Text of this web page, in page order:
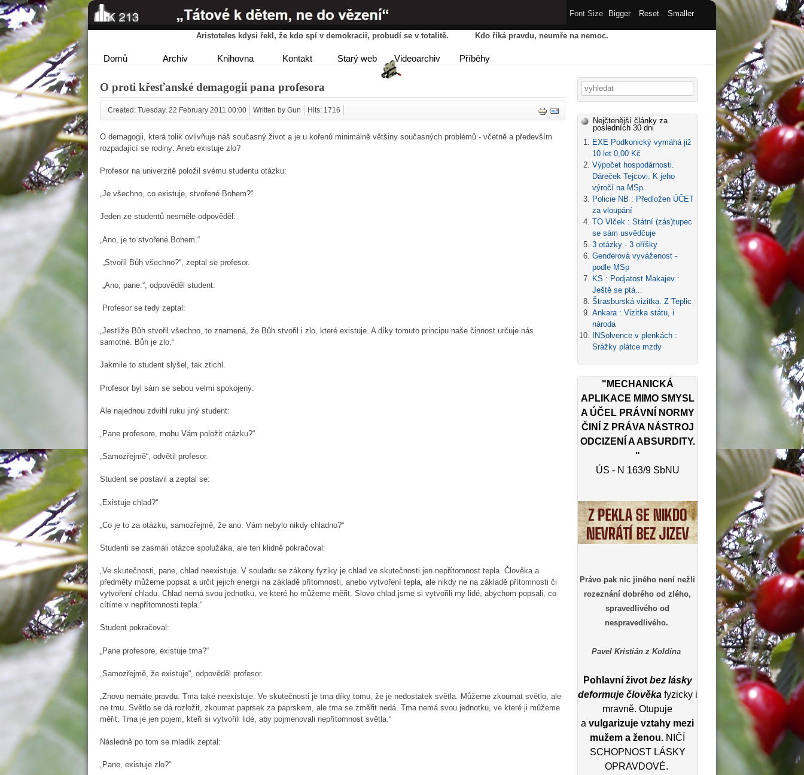
Font Size Bigger Reset Smaller
HOME AGENDA
Aristoteles kdysi řekl, že kdo spí v demokracii, probudí se v totalitě. Kdo říká pravdu, neumře na nemoc.
Domů Archiv Knihovna Kontakt Starý web Videoarchiv Příběhy
O proti křesťanské demagogii pana profesora
Created: Tuesday, 22 February 2011 00:00 Written by Gun Hits: 1716
O demagogii, která tolik ovlivňuje náš současný život a je u kořenů minimálně většiny současných problémů - včetně a především
rozpadající se rodiny: Aneb existuje zlo?
Profesor na univerzitě položil svému studentu otázku:
„Je všechno, co existuje, stvořené Bohem?“
Jeden ze studentů nesměle odpověděl:
„Ano, je to stvořené Bohem.“
„Stvořil Bůh všechno?“, zeptal se profesor.
„Ano, pane.“, odpověděl student.
Profesor se tedy zeptal:
„Jestliže Bůh stvořil všechno, to znamená, že Bůh stvořil i zlo, které existuje. A díky tomuto principu naše činnost určuje nás
samotné. Bůh je zlo.“
Jakmile to student slyšel, tak ztichl.
Profesor byl sám se sebou velmi spokojený.
Ale najednou zdvihl ruku jiný student:
„Pane profesore, mohu Vám položit otázku?“
„Samozřejmě“, odvětil profesor.
Student se postavil a zeptal se:
„Existuje chlad?“
„Co je to za otázku, samozřejmě, že ano. Vám nebylo nikdy chladno?“
Studenti se zasmáli otázce spolužáka, ale ten klidně pokračoval:
„Ve skutečnosti, pane, chlad neexistuje. V souladu se zákony fyziky je chlad ve skutečnosti jen nepřítomnost tepla. Člověka a
předměty můžeme popsat a určit jejich energii na základě přítomnosti, anebo vytvoření tepla, ale nikdy ne na základě přítomnosti či
vytvoření chladu. Chlad nemá svou jednotku, ve které ho můžeme měřit. Slovo chlad jsme si vytvořili my lidé, abychom popsali, co
cítíme v nepřítomnosti tepla.“
Student pokračoval:
„Pane profesore, existuje tma?“
„Samozřejmě, že existuje“, odpověděl profesor.
„Znovu nemáte pravdu. Tma také neexistuje. Ve skutečnosti je tma díky tomu, že je nedostatek světla. Můžeme zkoumat světlo, ale
ne tmu. Světlo se dá rozložit, zkoumat paprsek za paprskem, ale tma se změřit nedá. Tma nemá svou jednotku, ve které ji můžeme
měřit. Tma je jen pojem, kteří si vytvořili lidé, aby pojmenovali nepřítomnost světla.“
Následně po tom se mladík zeptal:
„Pane, existuje zlo?“
Vyhledávání
Nejčtenější články za
posledních 30 dni
EXE Podkonický vymáhá již
10 let 0,00 Kč
Výpočet hospodárnosti.
Dáreček Tejcovi. K jeho
výročí na MSp
Policie NB : Předložen ÚČET
za vloupání
TO Vlček : Státní (zás)tupec
se sám usvědčuje
3 otázky - 3 oříšky
Genderová vyváženost -
podle MSp
KS : Podjatost Makajev :
Ještě se ptá...
Štrasburská vizitka. Z Teplic
Ankara : Vizitka státu, i
národa
INSolvence v plenkách :
Srážky plátce mzdy
"MECHANICKÁ
APLIKACE MIMO SMYSL
A ÚČEL PRÁVNÍ NORMY
ČINÍ Z PRÁVA NÁSTROJ
ODCIZENÍ A ABSURDITY.
"
ÚS - N 163/9 SbNU
Právo pak nic jiného není nežli
rozeznání dobrého od zlého,
spravedlivého od
nespravedlivého.
Pavel Kristián z Koldína
Pohlavní život bez lásky
deformuje člověkafyzicky i
mravně. Otupuje
avulgarizuje vztahy mezi
mužem a ženou. NIČÍ
SCHOPNOST LÁSKY
OPRAVDOVÉ.